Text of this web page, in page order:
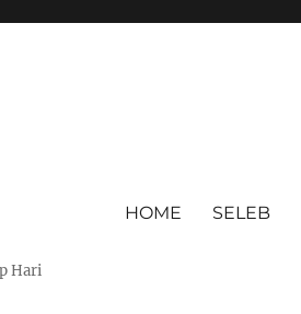
Hari
HOME SELEB